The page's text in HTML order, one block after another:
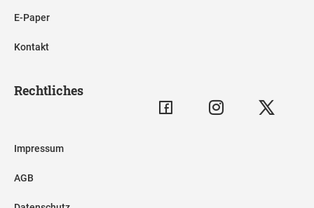
E-Paper
Kontakt
Rechtliches
Impressum
AGB